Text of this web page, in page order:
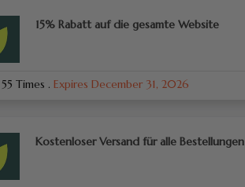
15% Rabatt auf die gesamte Website
Times . Expires December 31, 2026
Kostenloser Versand für alle Bestellungen